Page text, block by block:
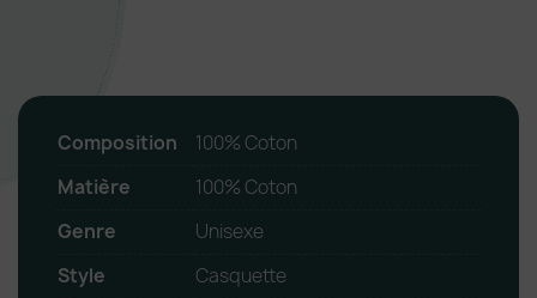
Composition
100% Coton
Matière
100% Coton
Genre
Unisexe
Style
Casquette